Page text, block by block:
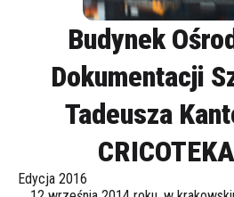
Budynek
Dokumentacji
Tadeusza
CRICOTEKA
Edycja 2016